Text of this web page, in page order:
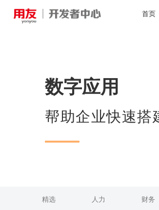
首页
数字应用
帮助企业快速搭
精选 人力 财务